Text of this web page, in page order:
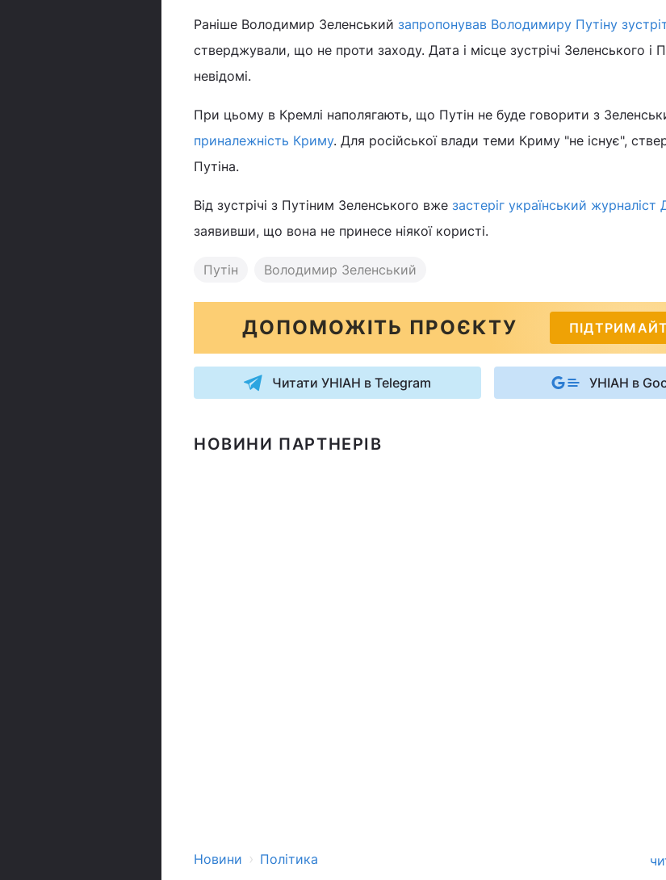
Раніше Володимир Зеленський запропонував Володимиру Путіну
стверджували, що не проти заходу. Дата і місце зустрічі Зеленського і
невідомі.
При цьому в Кремлі наполягають, що Путін не буде говорити з
приналежність Криму. Для російської влади теми Криму "не існує",
Путіна.
Від зустрічі з Путіним Зеленського вже застеріг український
заявивши, що вона не принесе ніякої користі.
Путін Володимир Зеленський
ДОПОМОЖІТЬ ПРОЄКТУ
Читати УНІАН в Telegram УНІАН в
НОВИНИ ПАРТНЕРІВ
Новини › Політика